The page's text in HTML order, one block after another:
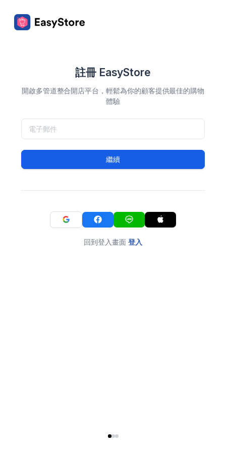
註冊 EasyStore
開啟多管道整合開店平台，輕鬆為你的顧客提供最佳的購物
體驗
繼續
回到登入畫面 登入